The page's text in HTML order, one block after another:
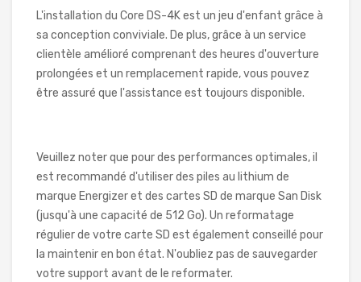
L'installation du Core DS-4K est un jeu d'enfant grâce à
sa conception conviviale. De plus, grâce à un service
clientèle amélioré comprenant des heures d'ouverture
prolongées et un remplacement rapide, vous pouvez
être assuré que l'assistance est toujours disponible.
Veuillez noter que pour des performances optimales, il
est recommandé d'utiliser des piles au lithium de
marque Energizer et des cartes SD de marque San Disk
(jusqu'à une capacité de 512 Go). Un reformatage
régulier de votre carte SD est également conseillé pour
la maintenir en bon état. N'oubliez pas de sauvegarder
votre support avant de le reformater.